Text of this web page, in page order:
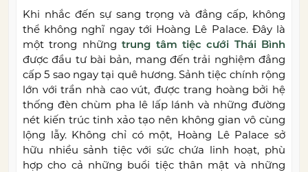
Khi nhắc đến sự sang trọng và đẳng cấp, không
thể không nghĩ ngay tới Hoàng Lê Palace. Đây là
một trong nhữngtrung tâm tiệc cưới Thái Bình
được đầu tư bài bản, mang đến trải nghiệm đẳng
cấp 5 sao ngay tại quê hương. Sảnh tiệc chính rộng
lớn với trần nhà cao vút, được trang hoàng bởi hệ
thống đèn chùm pha lê lấp lánh và những đường
nét kiến trúc tinh xảo tạo nên không gian vô cùng
lộng lẫy. Không chỉ có một, Hoàng Lê Palace sở
hữu nhiều sảnh tiệc với sức chứa linh hoạt, phù
hợp cho cả những buổi tiệc thân mật và những